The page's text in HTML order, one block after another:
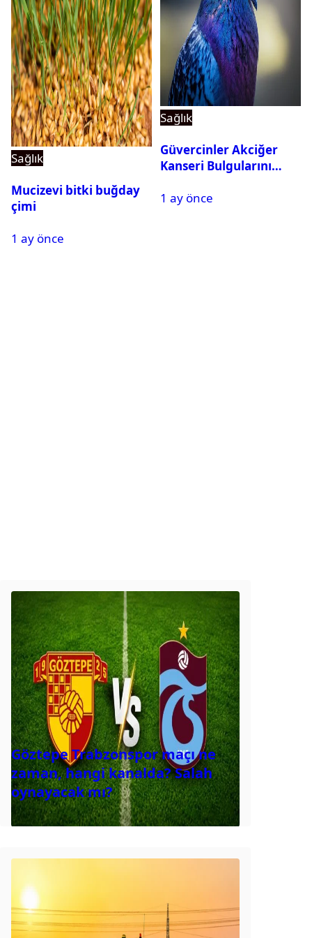
Sağlık
Mucizevi bitki buğday
çimi
1 ay önce
Sağlık
Güvercinler Akciğer
Kanseri Bulgularını
1 ay önce
Göztepe Trabzonspor maçı ne
zaman, hangi kanalda? Salah
oynayacak mı?